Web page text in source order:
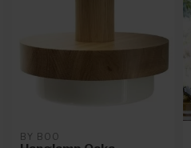
BY BOO